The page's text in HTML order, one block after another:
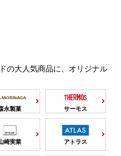
の大人気商品に、オリジナル
永製菓 サーモス
崎実業 アトラス